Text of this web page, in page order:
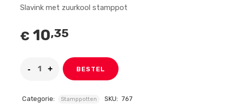
Slavink met zuurkool stamppot
€ 10,35
BESTEL
Categorie: Stamppotten SKU: 767